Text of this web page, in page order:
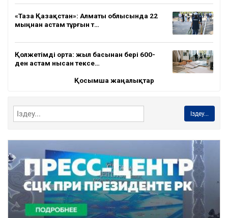
«Таза Қазақстан»: Алматы облысында 22
мыңнан астам тұрғын т…
Қолжетімді орта: жыл басынан бері 600-
ден астам нысан тексе…
Қосымша жаңалықтар
Іздеу...